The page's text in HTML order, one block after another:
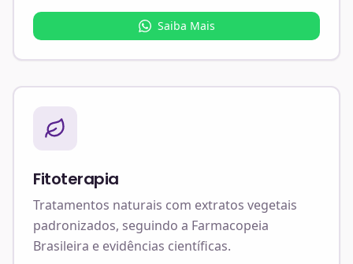
Saiba Mais
Fitoterapia
Tratamentos naturais com extratos vegetais
padronizados, seguindo a Farmacopeia
Brasileira e evidências científicas.